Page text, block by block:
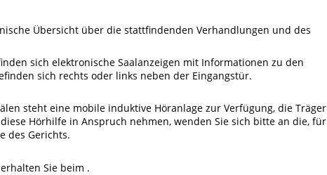
Übersicht über die stattfindenden Verhandlungen und des
sich elektronische Saalanzeigen mit Informationen zu den
sich rechts oder links neben der Eingangstür.
steht eine mobile induktive Höranlage zur Verfügung, die Träger
Hörhilfe in Anspruch nehmen, wenden Sie sich bitte an die, für
des Gerichts.
Sie beim .